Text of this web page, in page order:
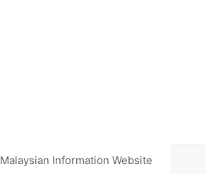
Malaysian Information Website